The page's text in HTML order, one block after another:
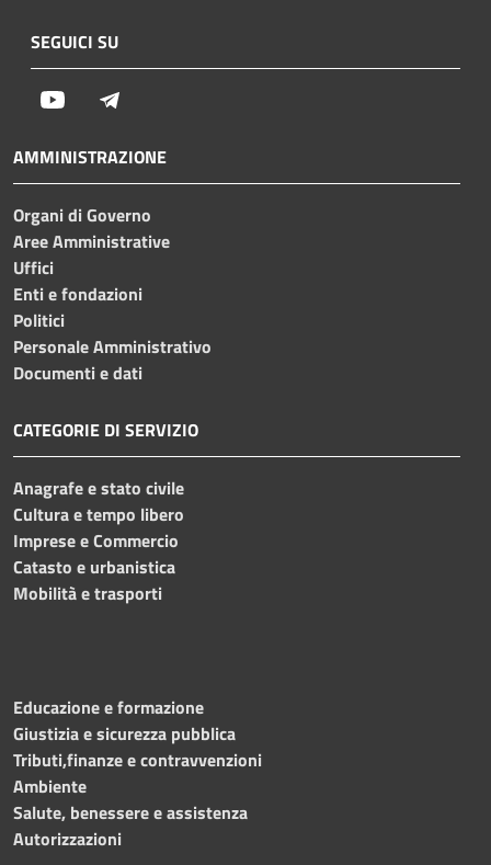
SEGUICI SU
Youtube
AMMINISTRAZIONE
Organi di Governo
Aree Amministrative
Uffici
Enti e fondazioni
Politici
Personale Amministrativo
Documenti e dati
CATEGORIE DI SERVIZIO
Anagrafe e stato civile
Cultura e tempo libero
Imprese e Commercio
Catasto e urbanistica
Mobilità e trasporti
Educazione e formazione
Giustizia e sicurezza pubblica
Tributi,finanze e contravvenzioni
Ambiente
Salute, benessere e assistenza
Autorizzazioni